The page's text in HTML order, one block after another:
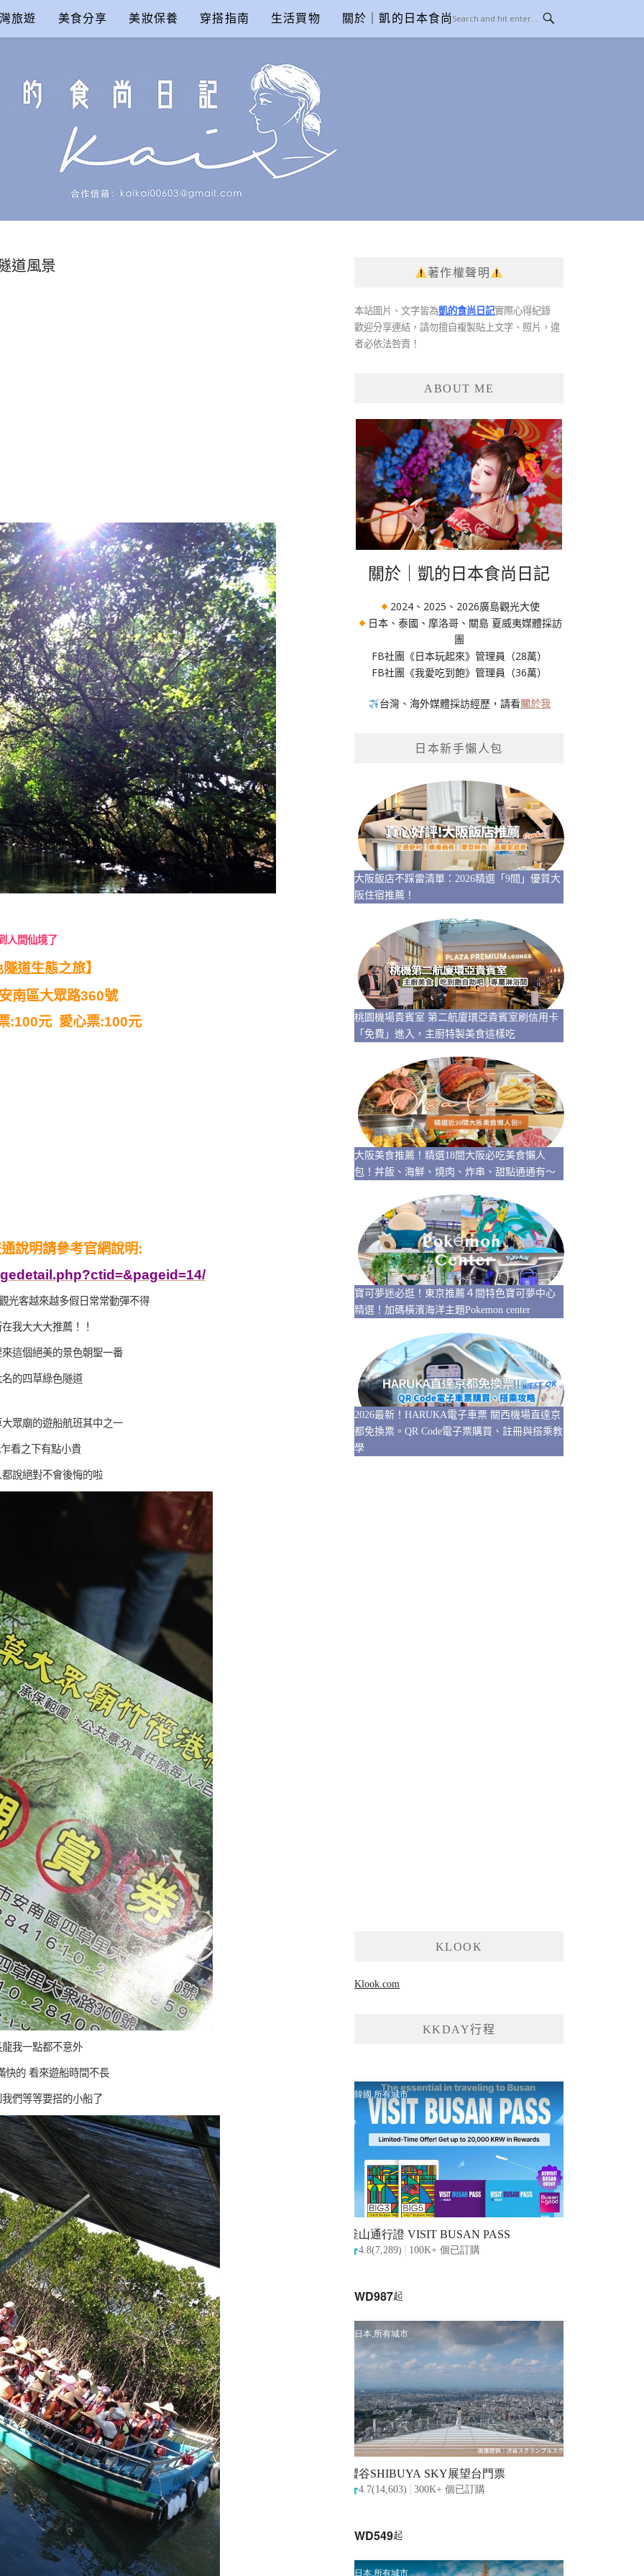
旅遊 美食分享 美妝保養 穿搭指南 生活買物 關於｜凱的日本食尚日記
道風景
人間仙境了
道生態之旅】
南區大眾路360號
:100元 愛心票:100元
說明請參考官網說明:
光客越來越多假日常常動彈不得
我大大大推薦！！
這個絕美的景色朝聖一番
的四草綠色隧道
眾廟的遊船航班其中之一
看之下有點小貴
說絕對不會後悔的啦
我一點都不意外
快的 看來遊船時間不長
們等等要搭的小船了
著作權聲明
本站圖片、文字皆為凱的食尚日記實際心得紀錄
歡迎分享連結，請勿擅自複製貼上文字、照片，違
者必依法咎責！
ABOUT ME
關於｜凱的日本食尚日記
2024、2025、2026廣島觀光大使
日本、泰國、摩洛哥、關島 夏威夷媒體採訪
團
FB社團《日本玩起來》管理員（28萬）
FB社團《我愛吃到飽》管理員（36萬）
台灣、海外媒體採訪經歷，請看關於我
日本新手懶人包
大阪飯店不踩雷清單：2026精選「9間」優質大
阪住宿推薦！
桃園機場貴賓室 第二航廈環亞貴賓室刷信用卡
「免費」進入，主廚特製美食這樣吃
大阪美食推薦！精選18間大阪必吃美食懶人
包！丼飯、海鮮、燒肉、炸串、甜點通通有～
寶可夢迷必逛！東京推薦４間特色寶可夢中心
精選！加碼橫濱海洋主題Pokemon center
2026最新！HARUKA電子車票 關西機場直達京
都免換票。QR Code電子票購買、註冊與搭乘教
學
KLOOK
Klook.com
KKDAY行程